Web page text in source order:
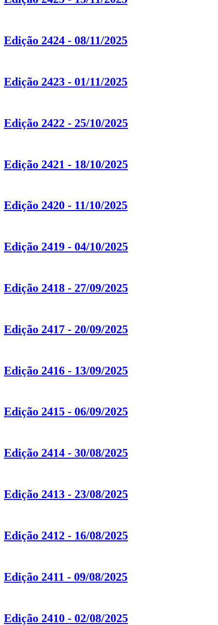
Edição 2424 - 08/11/2025
Edição 2423 - 01/11/2025
Edição 2422 - 25/10/2025
Edição 2421 - 18/10/2025
Edição 2420 - 11/10/2025
Edição 2419 - 04/10/2025
Edição 2418 - 27/09/2025
Edição 2417 - 20/09/2025
Edição 2416 - 13/09/2025
Edição 2415 - 06/09/2025
Edição 2414 - 30/08/2025
Edição 2413 - 23/08/2025
Edição 2412 - 16/08/2025
Edição 2411 - 09/08/2025
Edição 2410 - 02/08/2025